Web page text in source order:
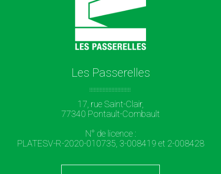
Les Passerelles
17, rue Saint-Clair,
77340 Pontault-Combault
N° de licence :
PLATESV-R-2020-010735, 3-008419 et 2-008428